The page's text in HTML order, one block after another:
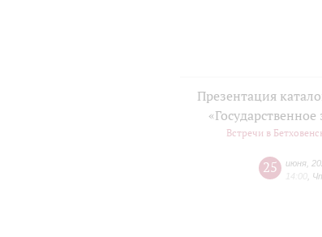
Презентация
«Государственное
Встречи в
25 июня
14:00